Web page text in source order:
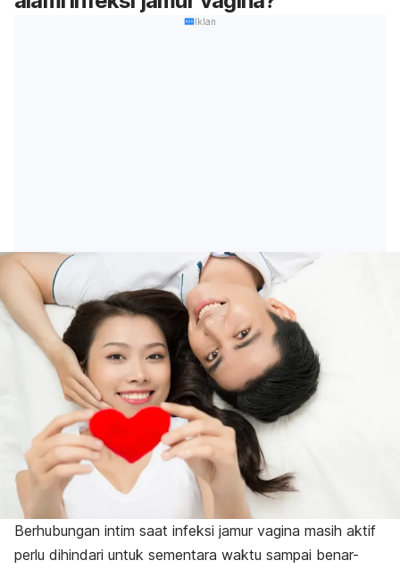
Iklan
Berhubungan intim saat infeksi jamur vagina masih aktif
perlu dihindari untuk sementara waktu sampai benar-